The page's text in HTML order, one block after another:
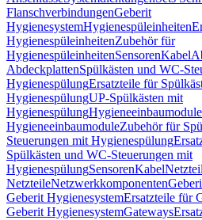
FlanschverbindungenGeberit
HygienesystemHygienespüleinheiten
HygienespüleinheitenZubehör für
HygienespüleinheitenSensorenKabel
AbdeckplattenSpülkästen und WC-
HygienespülungErsatzteile für
HygienespülungUP-Spülkästen mit
HygienespülungHygieneeinbaumodule
HygieneeinbaumoduleZubehör für
Steuerungen mit Hygienespülung
Spülkästen und WC-Steuerungen mit
HygienespülungSensorenKabel
NetzteileNetzwerkkomponenten
Geberit HygienesystemErsatzteile für
Geberit HygienesystemGateways